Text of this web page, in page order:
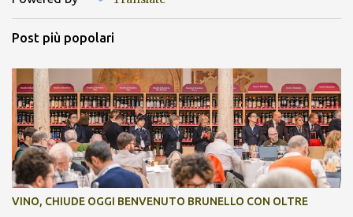
Post più popolari
VINO, CHIUDE OGGI BENVENUTO BRUNELLO CON OLTRE